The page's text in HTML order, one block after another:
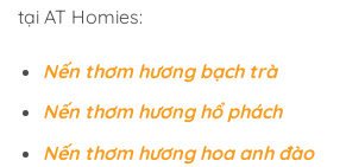
tại AT Homies:
Nến thơm hương bạch trà
Nến thơm hương hổ phách
Nến thơm hương hoa anh đào